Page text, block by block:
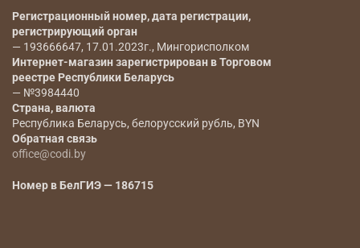
Регистрационный номер, дата регистрации,
регистрирующий орган
— 193666647, 17.01.2023г., Мингорисполком
Интернет-магазин зарегистрирован в Торговом
реестре Республики Беларусь
— №3984440
Страна, валюта
Республика Беларусь, белорусский рубль, BYN
Обратная связь
office@codi.by
Номер в БелГИЭ — 186715